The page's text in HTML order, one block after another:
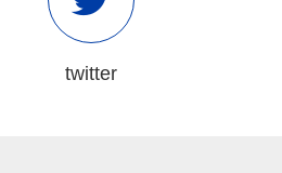
twitter